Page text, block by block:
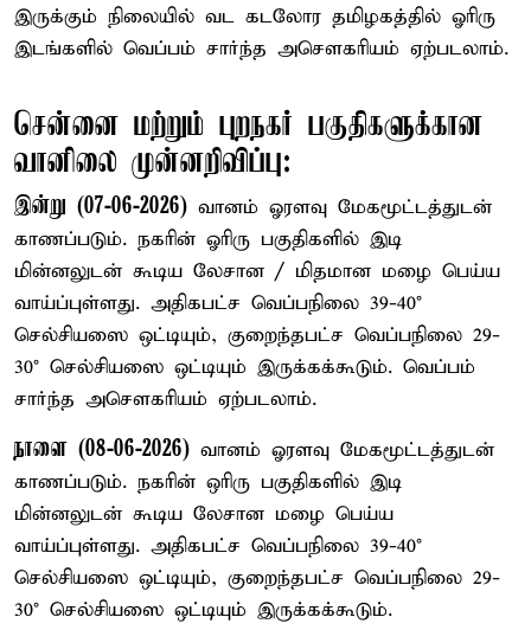
இருக்கும் நிலையில் வட கடலோர தமிழகத்தில் ஓரிரு
இடங்களில் வெப்பம் சார்ந்த அசௌகரியம் ஏற்படலாம்.
சென்னை மற்றும் புறநகர் பகுதிகளுக்கான
வானிலை முன்னறிவிப்பு:
இன்று (07-06-2026) வானம் ஓரளவு மேகமூட்டத்துடன்
காணப்படும். நகரின் ஓரிரு பகுதிகளில் இடி
மின்னலுடன் கூடிய லேசான / மிதமான மழை பெய்ய
வாய்ப்புள்ளது. அதிகபட்ச வெப்பநிலை 39-40°
செல்சியஸை ஒட்டியும், குறைந்தபட்ச வெப்பநிலை 29-
30° செல்சியஸை ஒட்டியும் இருக்கக்கூடும். வெப்பம்
சார்ந்த அசௌகரியம் ஏற்படலாம்.
நாளை (08-06-2026) வானம் ஓரளவு மேகமூட்டத்துடன்
காணப்படும். நகரின் ஒரிரு பகுதிகளில் இடி
மின்னலுடன் கூடிய லேசான மழை பெய்ய
வாய்ப்புள்ளது. அதிகபட்ச வெப்பநிலை 39-40°
செல்சியஸை ஒட்டியும், குறைந்தபட்ச வெப்பநிலை 29-
30° செல்சியஸை ஒட்டியும் இருக்கக்கூடும்.